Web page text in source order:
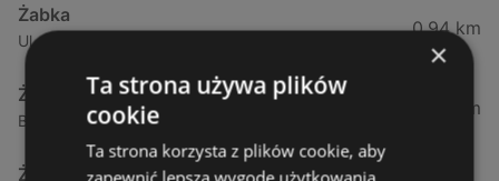
Żabka
Ul. Bohaterów Września 49, 72-600 Świnoujście
0,94 km
Żabka
Bohaterów Września 52, 72-600 Świnoujście
1,02 km
Żabka
×
Ta strona używa plików
cookie
Ta strona korzysta z plików cookie, aby